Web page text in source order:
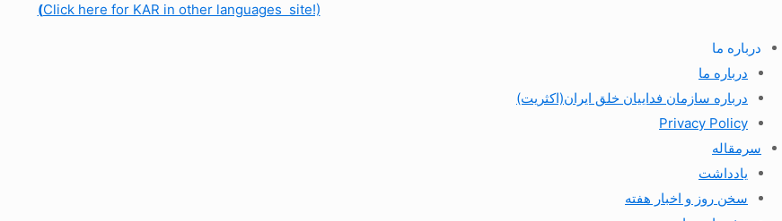
(Click here for KAR in other languages site!)
درباره ما
درباره ما
درباره سازمان فداییان خلق ایران(اکثریت)
Privacy Policy
سرمقاله
یادداشت
سخن روز و اخبار هفته